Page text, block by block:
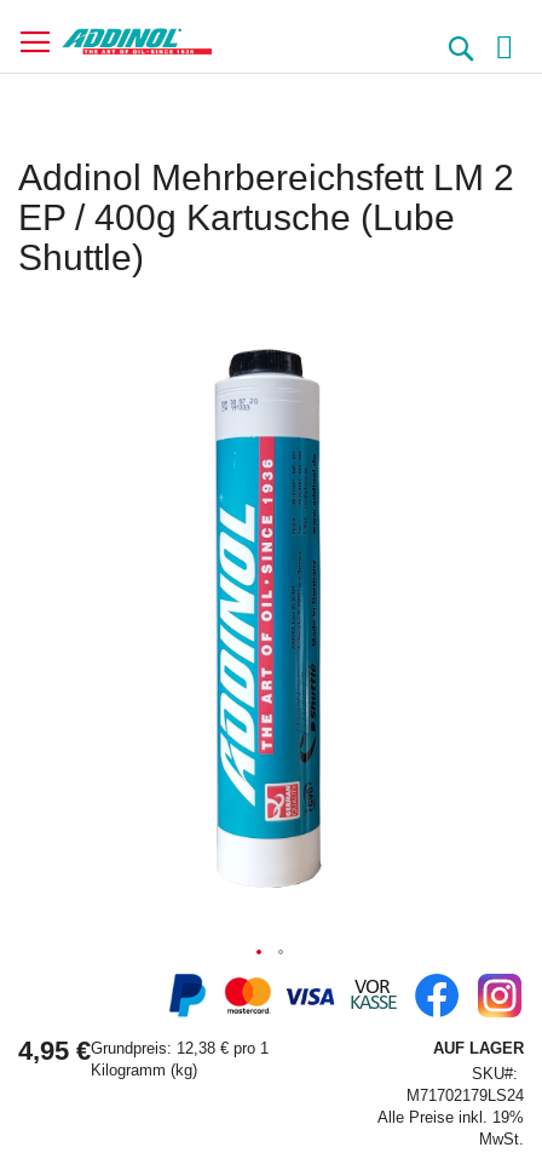
zum
Inhalt
Suche
Addinol Mehrbereichsfett LM 2
EP / 400g Kartusche (Lube
Shuttle)
4,95 €Grundpreis: 12,38 € pro 1
Kilogramm (kg)
AUF LAGER
SKU
M71702179LS24
Alle Preise inkl. 19%
MwSt.
der
Bildergalerie